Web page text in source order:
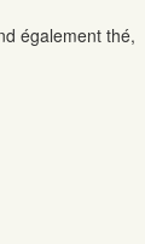
également thé,